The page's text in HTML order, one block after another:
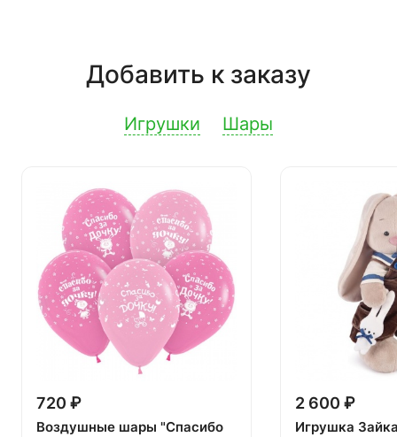
Добавить к заказу
Игрушки Шары
720 ₽
Воздушные шары "Спасибо
2 600 ₽
Игрушка